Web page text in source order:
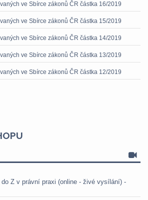
ve Sbírce zákonů ČR částka 16/2019
ve Sbírce zákonů ČR částka 15/2019
ve Sbírce zákonů ČR částka 14/2019
ve Sbírce zákonů ČR částka 13/2019
ve Sbírce zákonů ČR částka 12/2019
do Z v právní praxi (online - živé vysílání) -